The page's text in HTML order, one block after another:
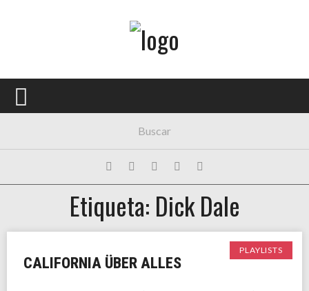
PORTADA
FESTIVALES
EXPOSICIONES
HISTORIAS
Etiqueta: Dick Dale
PLAYLISTS
CALIFORNIA ÜBER ALLES